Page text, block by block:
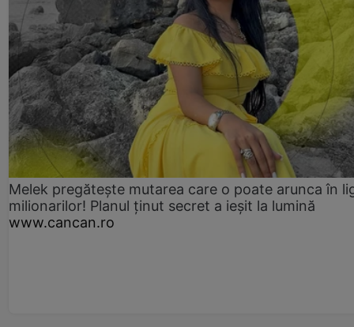
Melek pregătește mutarea care o poate arunca în
milionarilor! Planul ținut secret a ieșit la lumină
www.cancan.ro